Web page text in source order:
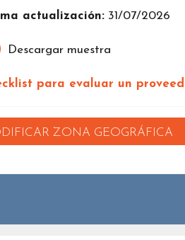
actualización: 31/07/2026
Descargar muestra
para evaluar un
ZONA GEOGRÁFICA